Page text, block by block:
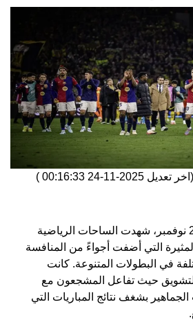
(اخر تعديل 2025-11-24 00:16:33
)
في يوم الأحد الموافق 23 نوفمبر، شهدت الساحات الرياضية
التي أضفت أجواءً من المنافسة
في البطولات المتنوعة. كانت
والتشويق حيث تفاعل المشجعون مع
بشغف نتائج المباريات التي